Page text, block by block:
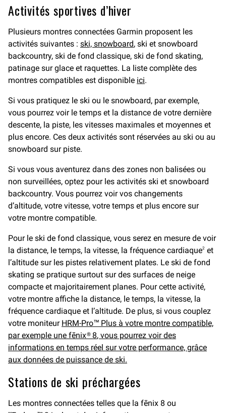
Activités sportives d’hiver
Plusieurs montres connectées Garmin proposent les
activités suivantes : ski, snowboard, ski et snowboard
backcountry, ski de fond classique, ski de fond skating,
patinage sur glace et raquettes. La liste complète des
montres compatibles est disponible ici.
Si vous pratiquez le ski ou le snowboard, par exemple,
vous pourrez voir le temps et la distance de votre dernière
descente, la piste, les vitesses maximales et moyennes et
plus encore. Ces deux activités sont réservées au ski ou au
snowboard sur piste.
Si vous vous aventurez dans des zones non balisées ou
non surveillées, optez pour les activités ski et snowboard
backcountry. Vous pourrez voir vos changements
d’altitude, votre vitesse, votre temps et plus encore sur
votre montre compatible.
Pour le ski de fond classique, vous serez en mesure de voir
la distance, le temps, la vitesse, la fréquence cardiaque2 et
l’altitude sur les pistes relativement plates. Le ski de fond
skating se pratique surtout sur des surfaces de neige
compacte et majoritairement planes. Pour cette activité,
votre montre affiche la distance, le temps, la vitesse, la
fréquence cardiaque et l’altitude. De plus, si vous couplez
votre moniteur HRM-Pro™ Plus à votre montre compatible,
par exemple une fēnix® 8, vous pourrez voir des
informations en temps réel sur votre performance, grâce
aux données de puissance de ski.
Stations de ski préchargées
Les montres connectées telles que la fēnix 8 ou